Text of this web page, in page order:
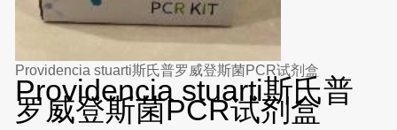
Providencia stuarti斯氏普罗威登斯菌PCR试剂盒
Providencia stuarti斯氏普
罗威登斯菌PCR试剂盒